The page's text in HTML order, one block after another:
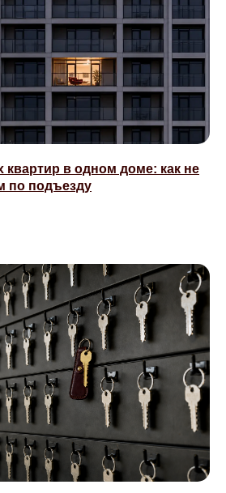
в одном доме: как не
по подъезду